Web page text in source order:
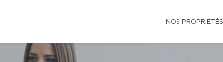
NOS PROPRIÉTÉS